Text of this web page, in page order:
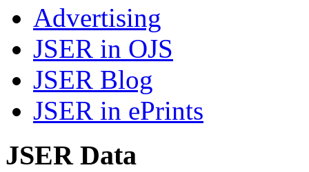
Advertising
JSER in OJS
JSER Blog
JSER in ePrints
JSER Data